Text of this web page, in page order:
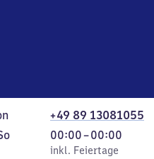
+49 89 13081055
,
inkl. Feiertage
00:00–00:00
Von
0
inkl. Feiertage